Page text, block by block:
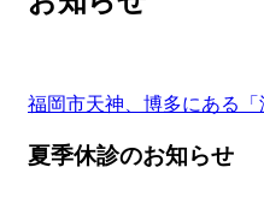
福岡市天神、博多にある「
夏季休診のお知らせ